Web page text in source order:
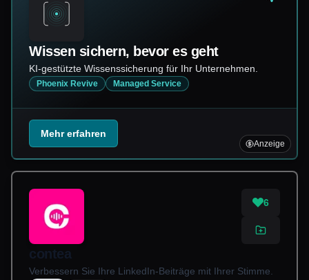
Wissen sichern, bevor es geht
KI-gestützte Wissenssicherung für Ihr Unternehmen.
Phoenix Revive Managed Service
Mehr erfahren
Anzeige
6
contea
Verbessern Sie Ihre LinkedIn-Beiträge mit Ihrer Stimme.